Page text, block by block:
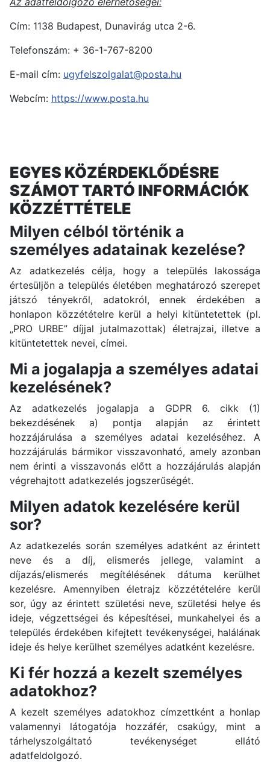
Cím: 1138 Budapest, Dunavirág utca 2-6.
Telefonszám: + 36-1-767-8200
E-mail cím: ugyfelszolgalat@posta.hu
Webcím: https://www.posta.hu
EGYES KÖZÉRDEKLŐDÉSRE
SZÁMOT TARTÓ INFORMÁCIÓK
KÖZZÉTTÉTELE
Milyen célból történik a
személyes adatainak kezelése?
Az adatkezelés célja, hogy a település lakossága
értesüljön a település életében meghatározó szerepet
játszó tényekről, adatokról, ennek érdekében a
honlapon közzétételre kerül a helyi kitüntetettek (pl.
„PRO URBE” díjjal jutalmazottak) életrajzai, illetve a
kitüntetettek nevei, címei.
Mi a jogalapja a személyes adatai
kezelésének?
Az adatkezelés jogalapja a GDPR 6. cikk (1)
bekezdésének a) pontja alapján az érintett
hozzájárulása a személyes adatai kezeléséhez. A
hozzájárulás bármikor visszavonható, amely azonban
nem érinti a visszavonás előtt a hozzájárulás alapján
végrehajtott adatkezelés jogszerűségét.
Milyen adatok kezelésére kerül
sor?
Az adatkezelés során személyes adatként az érintett
neve és a díj, elismerés jellege, valamint a
díjazás/elismerés megítélésének dátuma kerülhet
kezelésre. Amennyiben életrajz közzétételére kerül
sor, úgy az érintett születési neve, születési helye és
ideje, végzettségei és képesítései, munkahelyei és a
település érdekében kifejtett tevékenységei, halálának
ideje és helye kerülhet személyes adatként kezelésre.
Ki fér hozzá a kezelt személyes
adatokhoz?
A kezelt személyes adatokhoz címzettként a honlap
valamennyi látogatója hozzáfér, csakúgy, mint a
tárhelyszolgáltató tevékenységet ellátó
adatfeldolgozó.